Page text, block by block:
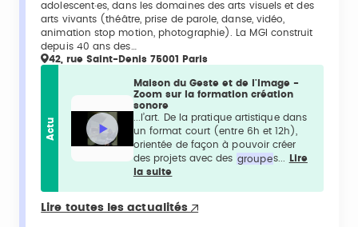
adolescent·es, dans les domaines des arts visuels et des
arts vivants (théâtre, prise de parole, danse, vidéo,
animation stop motion, photographie). La MGI construit
depuis 40 ans des…
42, rue Saint-Denis 75001 Paris
Actu
Maison du Geste et de l'Image -
Zoom sur la formation création
sonore
...l’art. De la pratique artistique dans
un format court (entre 6h et 12h),
orientée de façon à pouvoir créer
des projets avec des groupes...
Lire
la suite
Lire toutes les actualités